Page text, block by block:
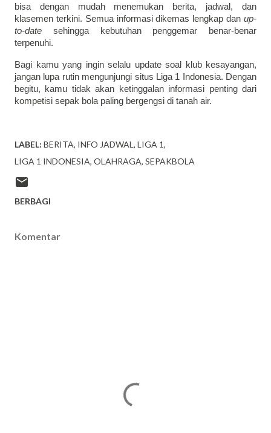
bisa dengan mudah menemukan berita, jadwal, dan
klasemen terkini. Semua informasi dikemas lengkap dan up-
to-date sehingga kebutuhan penggemar benar-benar
terpenuhi.
Bagi kamu yang ingin selalu update soal klub kesayangan,
jangan lupa rutin mengunjungi situs Liga 1 Indonesia. Dengan
begitu, kamu tidak akan ketinggalan informasi penting dari
kompetisi sepak bola paling bergengsi di tanah air.
LABEL: BERITA INFO JADWAL LIGA 1
LIGA 1 INDONESIA OLAHRAGA SEPAKBOLA
BERBAGI
Komentar